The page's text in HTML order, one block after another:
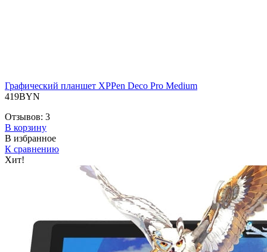
Графический планшет XPPen Deco Pro Medium
419BYN
Отзывов: 3
В корзину
В избранное
К сравнению
Хит!